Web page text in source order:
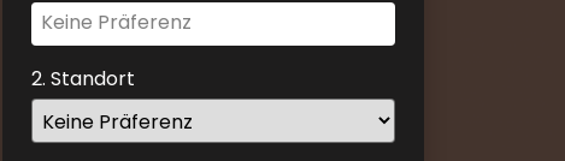
Navigate
forward
to
interact
with
2. Standort